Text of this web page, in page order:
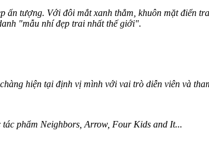
tượng. Với đôi mắt xanh thẳm, khuôn mặt điển
"mẫu nhí đẹp trai nhất thế giới".
hiện tại định vị mình với vai trò diễn viên và
phẩm Neighbors, Arrow, Four Kids and It...